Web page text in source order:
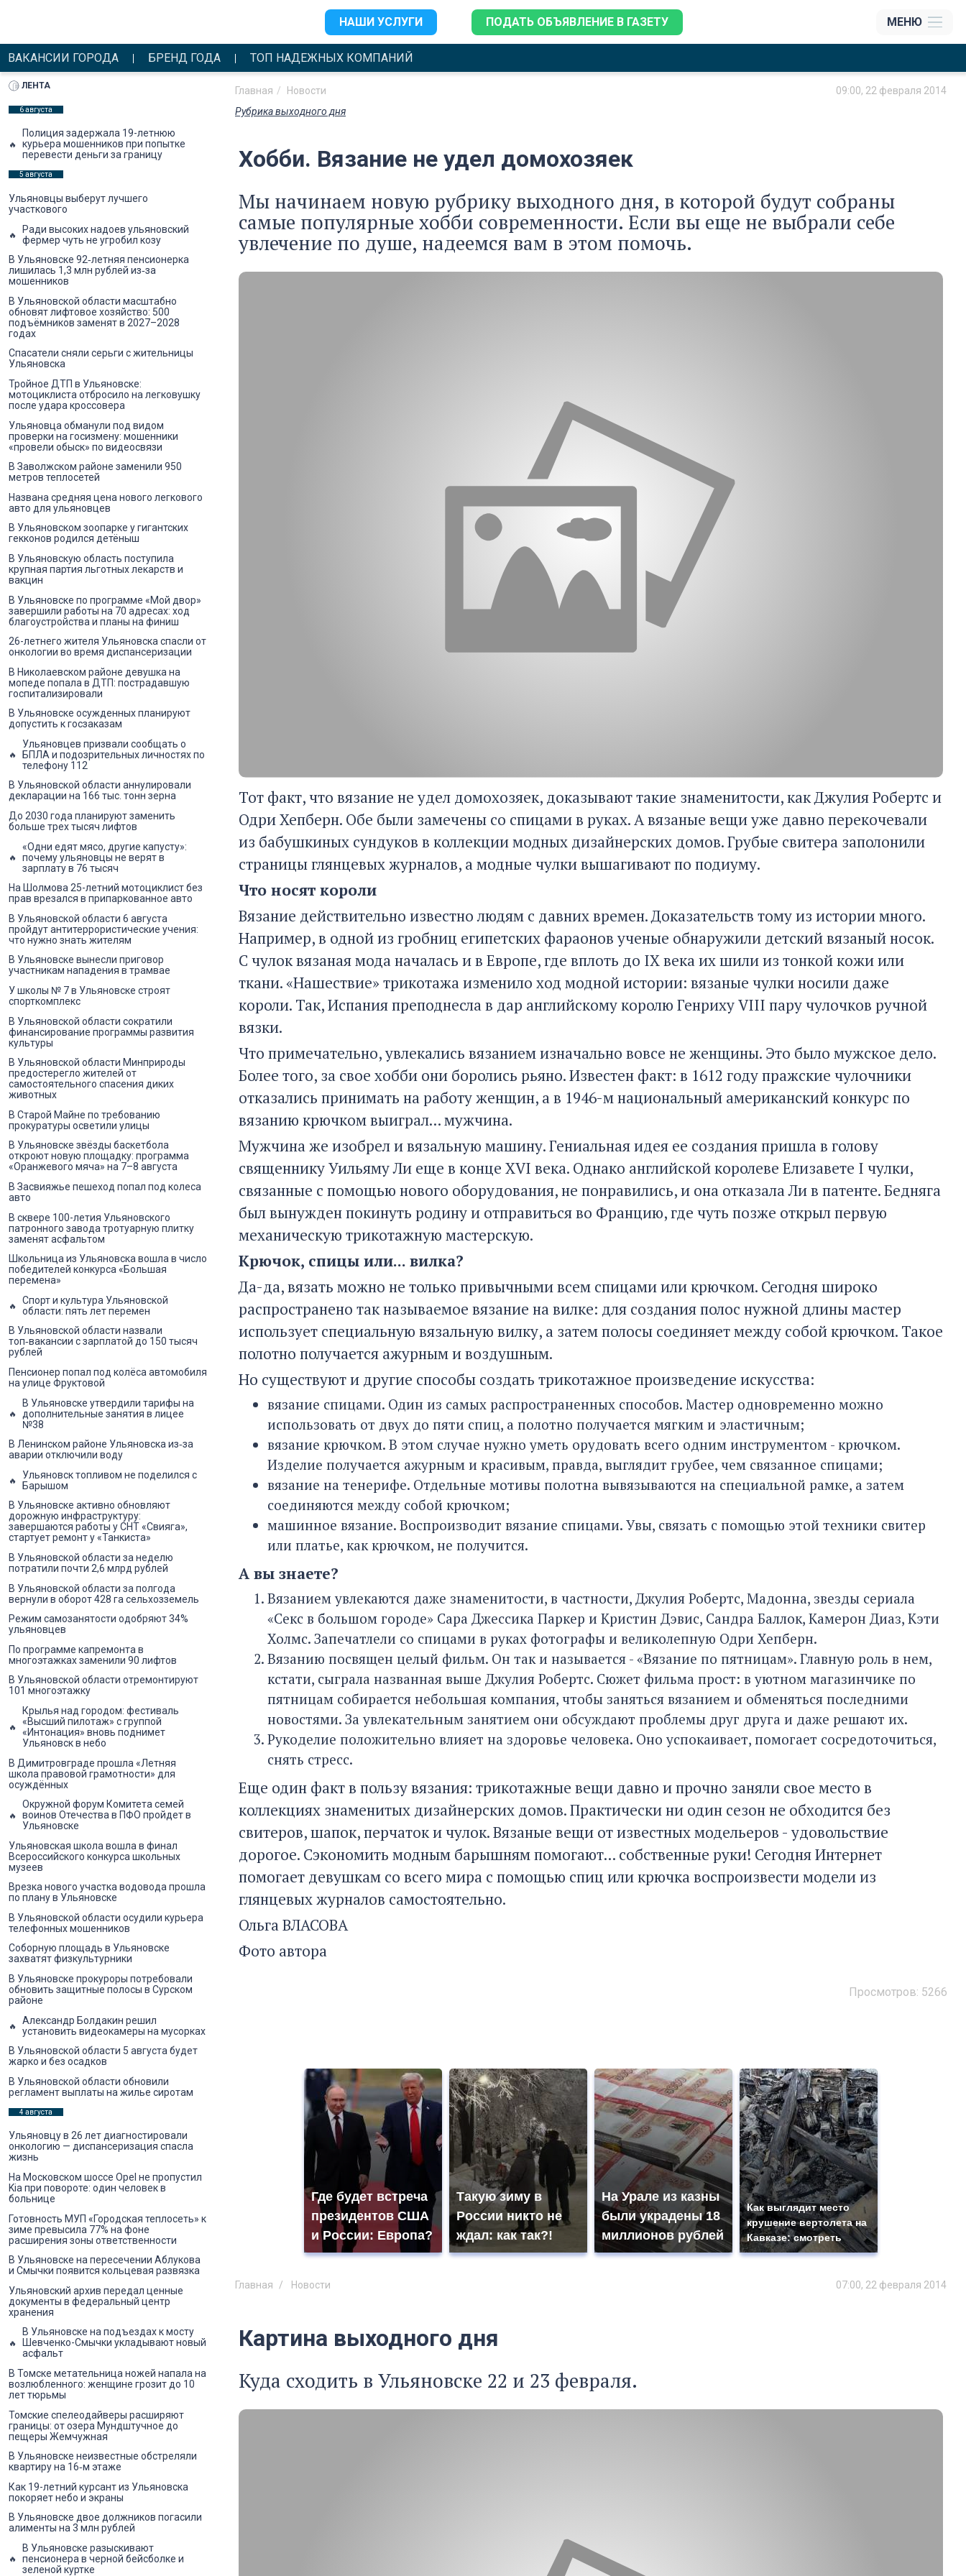
НАШИ УСЛУГИ ПОДАТЬ ОБЪЯВЛЕНИЕ В ГАЗЕТУ МЕНЮ
ВАКАНСИИ ГОРОДА БРЕНД ГОДА ТОП НАДЕЖНЫХ КОМПАНИЙ
Главная Новости
09:00, 22 февраля 2014
Рубрика выходного дня
Хобби. Вязание не удел домохозяек
Мы начинаем новую рубрику выходного дня, в которой будут собраны
самые популярные хобби современности. Если вы еще не выбрали себе
увлечение по душе, надеемся вам в этом помочь.
Тот факт, что вязание не удел домохозяек, доказывают такие знаменитости, как Джулия Робертс и
Одри Хепберн. Обе были замечены со спицами в руках. А вязаные вещи уже давно перекочевали
из бабушкиных сундуков в коллекции модных дизайнерских домов. Грубые свитера заполонили
страницы глянцевых журналов, а модные чулки вышагивают по подиуму.
Что носят короли
Вязание действительно известно людям с давних времен. Доказательств тому из истории много.
Например, в одной из гробниц египетских фараонов ученые обнаружили детский вязаный носок.
С чулок вязаная мода началась и в Европе, где вплоть до IX века их шили из тонкой кожи или
ткани. «Нашествие» трикотажа изменило ход модной истории: вязаные чулки носили даже
короли. Так, Испания преподнесла в дар английскому королю Генриху VIII пару чулочков ручной
вязки.
Что примечательно, увлекались вязанием изначально вовсе не женщины. Это было мужское дело.
Более того, за свое хобби они боролись рьяно. Известен факт: в 1612 году пражские чулочники
отказались принимать на работу женщин, а в 1946-м национальный американский конкурс по
вязанию крючком выиграл... мужчина.
Мужчина же изобрел и вязальную машину. Гениальная идея ее создания пришла в голову
священнику Уильяму Ли еще в конце XVI века. Однако английской королеве Елизавете I чулки,
связанные с помощью нового оборудования, не понравились, и она отказала Ли в патенте. Бедняга
был вынужден покинуть родину и отправиться во Францию, где чуть позже открыл первую
механическую трикотажную мастерскую.
Крючок, спицы или... вилка?
Да-да, вязать можно не только привычными всем спицами или крючком. Сегодня широко
распространено так называемое вязание на вилке: для создания полос нужной длины мастер
использует специальную вязальную вилку, а затем полосы соединяет между собой крючком. Такое
полотно получается ажурным и воздушным.
Но существуют и другие способы создать трикотажное произведение искусства:
вязание спицами. Один из самых распространенных способов. Мастер одновременно можно
использовать от двух до пяти спиц, а полотно получается мягким и эластичным;
вязание крючком. В этом случае нужно уметь орудовать всего одним инструментом - крючком.
Изделие получается ажурным и красивым, правда, выглядит грубее, чем связанное спицами;
вязание на тенерифе. Отдельные мотивы полотна вывязываются на специальной рамке, а затем
соединяются между собой крючком;
машинное вязание. Воспроизводит вязание спицами. Увы, связать с помощью этой техники свитер
или платье, как крючком, не получится.
А вы знаете?
Вязанием увлекаются даже знаменитости, в частности, Джулия Робертс, Мадонна, звезды сериала
«Секс в большом городе» Сара Джессика Паркер и Кристин Дэвис, Сандра Баллок, Камерон Диаз, Кэти
Холмс. Запечатлели со спицами в руках фотографы и великолепную Одри Хепберн.
Вязанию посвящен целый фильм. Он так и называется - «Вязание по пятницам». Главную роль в нем,
кстати, сыграла названная выше Джулия Робертс. Сюжет фильма прост: в уютном магазинчике по
пятницам собирается небольшая компания, чтобы заняться вязанием и обменяться последними
новостями. За увлекательным занятием они обсуждают проблемы друг друга и даже решают их.
Рукоделие положительно влияет на здоровье человека. Оно успокаивает, помогает сосредоточиться,
снять стресс.
Еще один факт в пользу вязания: трикотажные вещи давно и прочно заняли свое место в
коллекциях знаменитых дизайнерских домов. Практически ни один сезон не обходится без
свитеров, шапок, перчаток и чулок. Вязаные вещи от известных модельеров - удовольствие
дорогое. Сэкономить модным барышням помогают... собственные руки! Сегодня Интернет
помогает девушкам со всего мира с помощью спиц или крючка воспроизвести модели из
глянцевых журналов самостоятельно.
Ольга ВЛАСОВА
Фото автора
Просмотров: 5266
Где будет встреча
президентов США
и России: Европа?
Такую зиму в
России никто не
ждал: как так?!
На Урале из казны
были украдены 18
миллионов рублей
Как выглядит место
крушение вертолета на
Кавказе: смотреть
Главная Новости 07:00, 22 февраля 2014
Картина выходного дня
Куда сходить в Ульяновске 22 и 23 февраля.
ЛЕНТА
6 августа
Полиция задержала 19-летнюю
курьера мошенников при попытке
перевести деньги за границу
5 августа
Ульяновцы выберут лучшего
участкового
Ради высоких надоев ульяновский
фермер чуть не угробил козу
В Ульяновске 92‑летняя пенсионерка
лишилась 1,3 млн рублей из‑за
мошенников
В Ульяновской области масштабно
обновят лифтовое хозяйство: 500
подъёмников заменят в 2027–2028
годах
Спасатели сняли серьги с жительницы
Ульяновска
Тройное ДТП в Ульяновске:
мотоциклиста отбросило на легковушку
после удара кроссовера
Ульяновца обманули под видом
проверки на госизмену: мошенники
«провели обыск» по видеосвязи
В Заволжском районе заменили 950
метров теплосетей
Названа средняя цена нового легкового
авто для ульяновцев
В Ульяновском зоопарке у гигантских
гекконов родился детёныш
В Ульяновскую область поступила
крупная партия льготных лекарств и
вакцин
В Ульяновске по программе «Мой двор»
завершили работы на 70 адресах: ход
благоустройства и планы на финиш
26-летнего жителя Ульяновска спасли от
онкологии во время диспансеризации
В Николаевском районе девушка на
мопеде попала в ДТП: пострадавшую
госпитализировали
В Ульяновске осужденных планируют
допустить к госзаказам
Ульяновцев призвали сообщать о
БПЛА и подозрительных личностях по
телефону 112
В Ульяновской области аннулировали
декларации на 166 тыс. тонн зерна
До 2030 года планируют заменить
больше трех тысяч лифтов
«Одни едят мясо, другие капусту»:
почему ульяновцы не верят в
зарплату в 76 тысяч
На Шолмова 25-летний мотоциклист без
прав врезался в припаркованное авто
В Ульяновской области 6 августа
пройдут антитеррористические учения:
что нужно знать жителям
В Ульяновске вынесли приговор
участникам нападения в трамвае
У школы № 7 в Ульяновске строят
спорткомплекс
В Ульяновской области сократили
финансирование программы развития
культуры
В Ульяновской области Минприроды
предостерегло жителей от
самостоятельного спасения диких
животных
В Старой Майне по требованию
прокуратуры осветили улицы
В Ульяновске звёзды баскетбола
откроют новую площадку: программа
«Оранжевого мяча» на 7–8 августа
В Засвияжье пешеход попал под колеса
авто
В сквере 100-летия Ульяновского
патронного завода тротуарную плитку
заменят асфальтом
Школьница из Ульяновска вошла в число
победителей конкурса «Большая
перемена»
Спорт и культура Ульяновской
области: пять лет перемен
В Ульяновской области назвали
топ‑вакансии с зарплатой до 150 тысяч
рублей
Пенсионер попал под колёса автомобиля
на улице Фруктовой
В Ульяновске утвердили тарифы на
дополнительные занятия в лицее
№38
В Ленинском районе Ульяновска из‑за
аварии отключили воду
Ульяновск топливом не поделился с
Барышом
В Ульяновске активно обновляют
дорожную инфраструктуру:
завершаются работы у СНТ «Свияга»,
стартует ремонт у «Танкиста»
В Ульяновской области за неделю
потратили почти 2,6 млрд рублей
В Ульяновской области за полгода
вернули в оборот 428 га сельхозземель
Режим самозанятости одобряют 34%
ульяновцев
По программе капремонта в
многоэтажках заменили 90 лифтов
В Ульяновской области отремонтируют
101 многоэтажку
Крылья над городом: фестиваль
«Высший пилотаж» с группой
«Интонация» вновь поднимет
Ульяновск в небо
В Димитровграде прошла «Летняя
школа правовой грамотности» для
осуждённых
Окружной форум Комитета семей
воинов Отечества в ПФО пройдет в
Ульяновске
Ульяновская школа вошла в финал
Всероссийского конкурса школьных
музеев
Врезка нового участка водовода прошла
по плану в Ульяновске
В Ульяновской области осудили курьера
телефонных мошенников
Соборную площадь в Ульяновске
захватят физкультурники
В Ульяновске прокуроры потребовали
обновить защитные полосы в Сурском
районе
Александр Болдакин решил
установить видеокамеры на мусорках
В Ульяновской области 5 августа будет
жарко и без осадков
В Ульяновской области обновили
регламент выплаты на жилье сиротам
4 августа
Ульяновцу в 26 лет диагностировали
онкологию — диспансеризация спасла
жизнь
На Московском шоссе Opel не пропустил
Kia при повороте: один человек в
больнице
Готовность МУП «Городская теплосеть» к
зиме превысила 77% на фоне
расширения зоны ответственности
В Ульяновске на пересечении Аблукова
и Смычки появится кольцевая развязка
Ульяновский архив передал ценные
документы в федеральный центр
хранения
В Ульяновске на подъездах к мосту
Шевченко-Смычки укладывают новый
асфальт
В Томске метательница ножей напала на
возлюбленного: женщине грозит до 10
лет тюрьмы
Томские спелеодайверы расширяют
границы: от озера Мундштучное до
пещеры Жемчужная
В Ульяновске неизвестные обстреляли
квартиру на 16‑м этаже
Как 19-летний курсант из Ульяновска
покоряет небо и экраны
В Ульяновске двое должников погасили
алименты на 3 млн рублей
В Ульяновске разыскивают
пенсионера в черной бейсболке и
зеленой куртке